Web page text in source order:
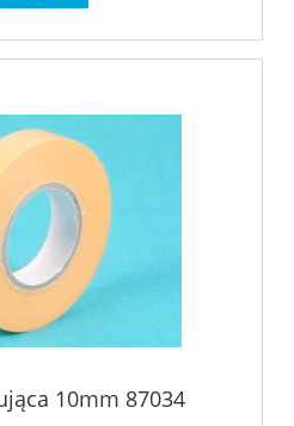
10mm 87034